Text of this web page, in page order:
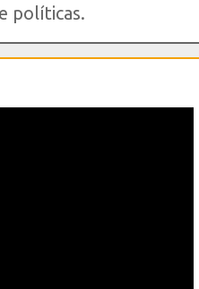
políticas.